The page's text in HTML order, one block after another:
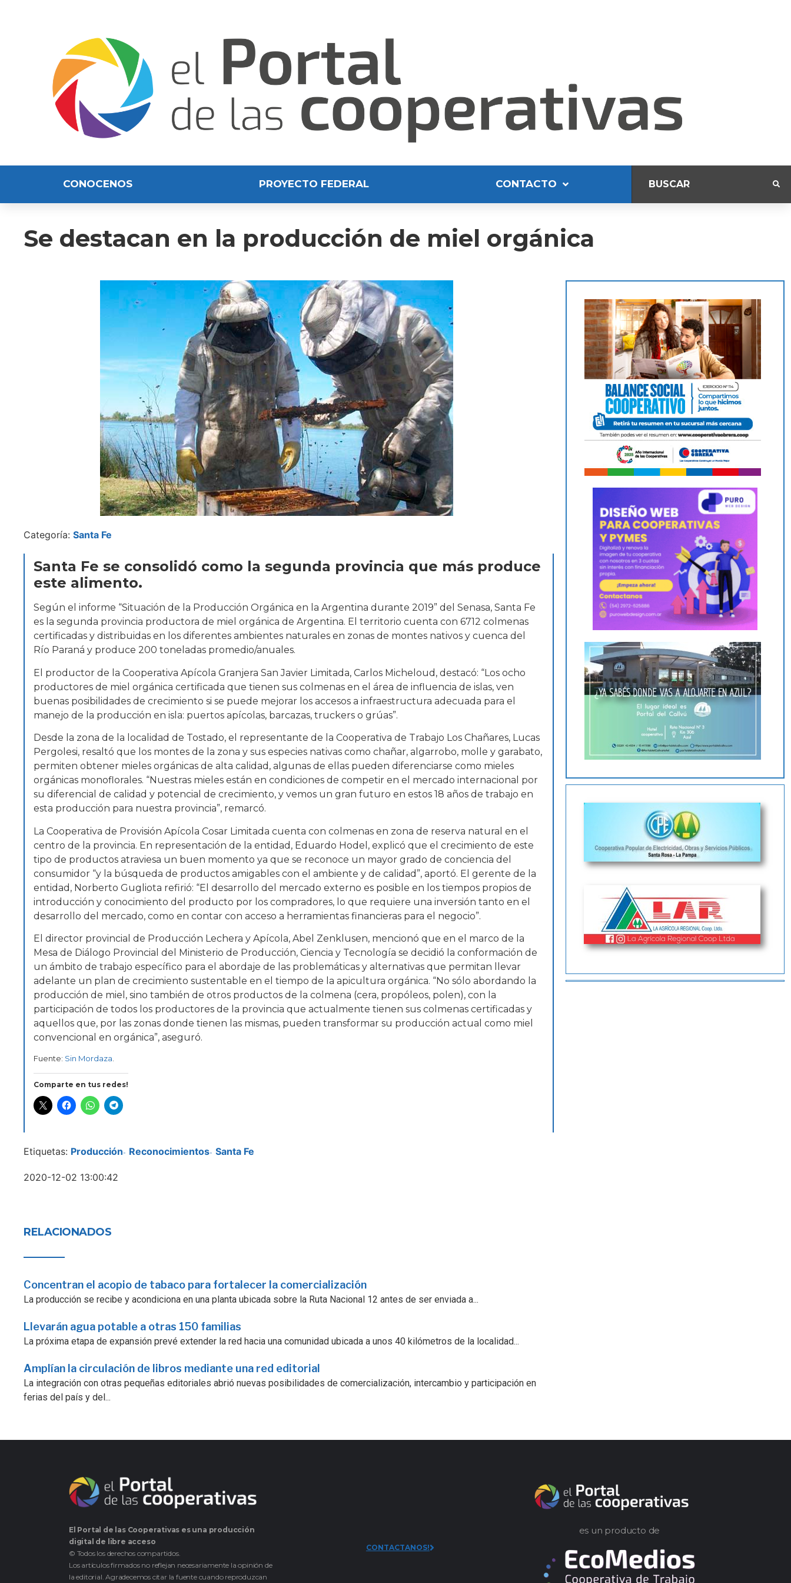
CONOCENOS PROYECTO FEDERAL CONTACTO
Se destacan en la producción de miel orgánica
Categoría: Santa Fe
Santa Fe se consolidó como la segunda provincia que más produce
este alimento.
Según el informe “Situación de la Producción Orgánica en la Argentina durante 2019” del Senasa, Santa Fe
es la segunda provincia productora de miel orgánica de Argentina. El territorio cuenta con 6712 colmenas
certificadas y distribuidas en los diferentes ambientes naturales en zonas de montes nativos y cuenca del
Río Paraná y produce 200 toneladas promedio/anuales.
El productor de la Cooperativa Apícola Granjera San Javier Limitada, Carlos Micheloud, destacó: “Los ocho
productores de miel orgánica certificada que tienen sus colmenas en el área de influencia de islas, ven
buenas posibilidades de crecimiento si se puede mejorar los accesos a infraestructura adecuada para el
manejo de la producción en isla: puertos apícolas, barcazas, truckers o grúas”.
Desde la zona de la localidad de Tostado, el representante de la Cooperativa de Trabajo Los Chañares, Lucas
Pergolesi, resaltó que los montes de la zona y sus especies nativas como chañar, algarrobo, molle y garabato,
permiten obtener mieles orgánicas de alta calidad, algunas de ellas pueden diferenciarse como mieles
orgánicas monoflorales. “Nuestras mieles están en condiciones de competir en el mercado internacional por
su diferencial de calidad y potencial de crecimiento, y vemos un gran futuro en estos 18 años de trabajo en
esta producción para nuestra provincia”, remarcó.
La Cooperativa de Provisión Apícola Cosar Limitada cuenta con colmenas en zona de reserva natural en el
centro de la provincia. En representación de la entidad, Eduardo Hodel, explicó que el crecimiento de este
tipo de productos atraviesa un buen momento ya que se reconoce un mayor grado de conciencia del
consumidor “y la búsqueda de productos amigables con el ambiente y de calidad”, aportó. El gerente de la
entidad, Norberto Gugliota refirió: “El desarrollo del mercado externo es posible en los tiempos propios de
introducción y conocimiento del producto por los compradores, lo que requiere una inversión tanto en el
desarrollo del mercado, como en contar con acceso a herramientas financieras para el negocio”.
El director provincial de Producción Lechera y Apícola, Abel Zenklusen, mencionó que en el marco de la
Mesa de Diálogo Provincial del Ministerio de Producción, Ciencia y Tecnología se decidió la conformación de
un ámbito de trabajo específico para el abordaje de las problemáticas y alternativas que permitan llevar
adelante un plan de crecimiento sustentable en el tiempo de la apicultura orgánica. “No sólo abordando la
producción de miel, sino también de otros productos de la colmena (cera, propóleos, polen), con la
participación de todos los productores de la provincia que actualmente tienen sus colmenas certificadas y
aquellos que, por las zonas donde tienen las mismas, pueden transformar su producción actual como miel
convencional en orgánica”, aseguró.
Fuente: Sin Mordaza.
Comparte en tus redes!
Etiquetas: Producción- Reconocimientos- Santa Fe
2020-12-02 13:00:42
RELACIONADOS
Concentran el acopio de tabaco para fortalecer la comercialización
La producción se recibe y acondiciona en una planta ubicada sobre la Ruta Nacional 12 antes de ser enviada a...
Llevarán agua potable a otras 150 familias
La próxima etapa de expansión prevé extender la red hacia una comunidad ubicada a unos 40 kilómetros de la localidad...
Amplían la circulación de libros mediante una red editorial
La integración con otras pequeñas editoriales abrió nuevas posibilidades de comercialización, intercambio y participación en
ferias del país y del...
El Portal de las Cooperativas es una producción
digital de libre acceso
© Todos los derechos compartidos.
Los artículos firmados no reflejan necesariamente la opinión de
la editorial. Agradecemos citar la fuente cuando reproduzcan
CONTACTANOS!
es un producto de